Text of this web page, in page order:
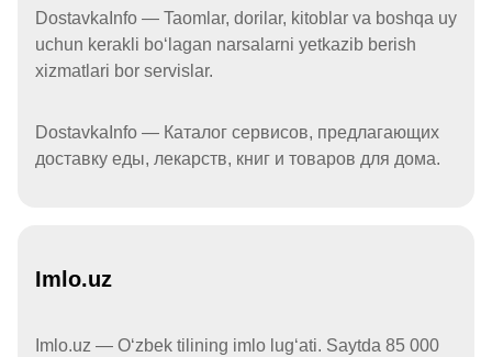
DostavkaInfo — Taomlar, dorilar, kitoblar va boshqa uy
uchun kerakli boʻlagan narsalarni yetkazib berish
xizmatlari bor servislar.
DostavkaInfo — Каталог сервисов, предлагающих
доставку еды, лекарств, книг и товаров для дома.
Imlo.uz
Imlo.uz — Oʻzbek tilining imlo lugʻati. Saytda 85 000